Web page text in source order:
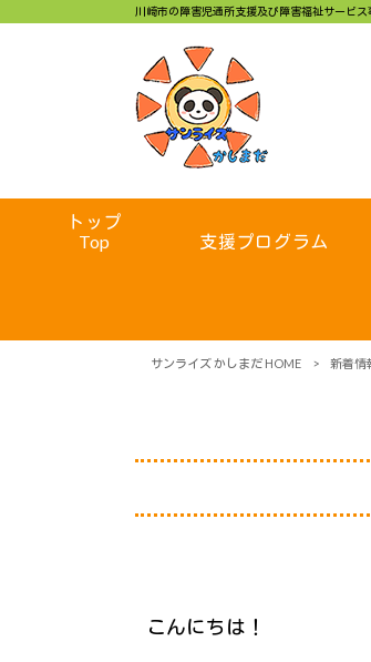
川崎市の障害児通所支援及び障害福祉サービス
トップ
Top
支援プログラム
サンライズ かしまだ HOME > 新着情
こんにちは！